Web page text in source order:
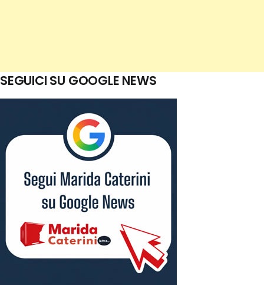
SEGUICI SU GOOGLE NEWS